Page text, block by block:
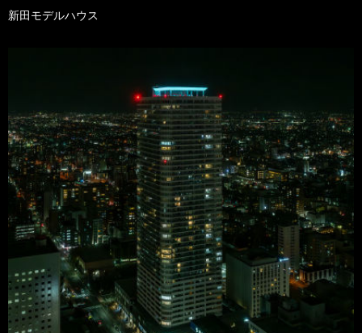
新田モデルハウス